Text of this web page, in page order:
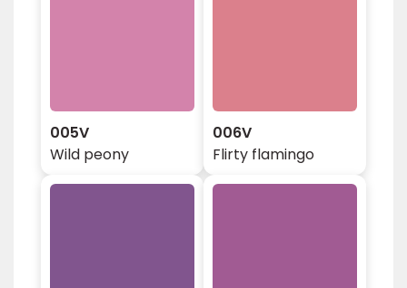
005V
Wild peony
006V
Flirty flamingo